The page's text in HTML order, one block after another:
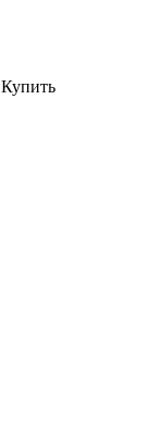
Купить